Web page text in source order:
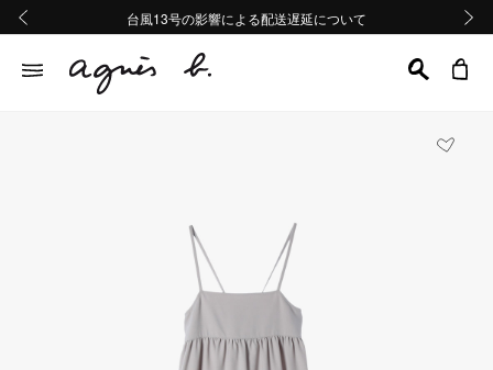
熊本地域地震の影響による配送遅延について
Summer Sale 2buy10%OFF!!
台風13号の影響による配送遅延について
熊本地域地震の影響による配送遅延について
Summer Sale 2buy10%OFF!!